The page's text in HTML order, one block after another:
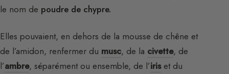
le nom de poudre de chypre.
Elles pouvaient, en dehors de la mousse de chêne et
de l’amidon, renfermer du musc, de la civette, de
l’ambre, séparément ou ensemble, de l’iriset du